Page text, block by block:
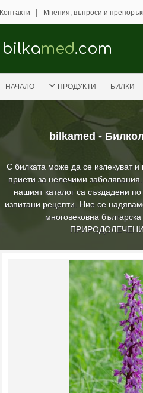
bilkamed -
С билката може да се излекуват
приети за нелечими
нашият каталог са създадени
изпитани рецепти. Ние се
многовековна
Контакти | Мнения, въпроси и
bilkamed.com
НАЧАЛО ПРОДУКТИ БИЛКИ